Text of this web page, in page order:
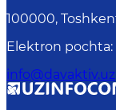
100000,
Elektron pochta:
info@davaktiv.uz